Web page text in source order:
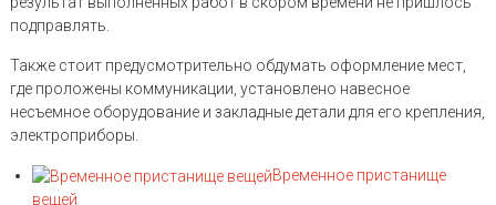
подправлять.
Также стоит предусмотрительно обдумать оформление мест,
где проложены коммуникации, установлено навесное
несъемное оборудование и закладные детали для его крепления,
электроприборы.
Временное пристанище
вещей